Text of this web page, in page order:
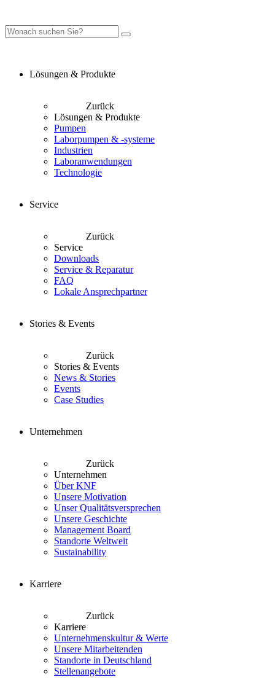
Lösungen & Produkte
Zurück
Lösungen & Produkte
Pumpen
Laborpumpen & -systeme
Industrien
Laboranwendungen
Technologie
Service
Zurück
Service
Downloads
Service & Reparatur
FAQ
Lokale Ansprechpartner
Stories & Events
Zurück
Stories & Events
News & Stories
Events
Case Studies
Unternehmen
Zurück
Unternehmen
Über KNF
Unsere Motivation
Unser Qualitätsversprechen
Unsere Geschichte
Management Board
Standorte Weltweit
Sustainability
Karriere
Zurück
Karriere
Unternehmenskultur & Werte
Unsere Mitarbeitenden
Standorte in Deutschland
Stellenangebote